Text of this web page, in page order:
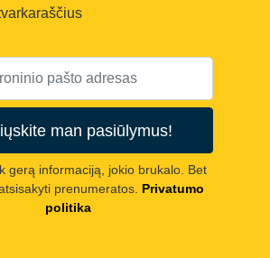
man pasiūlymus!
gerą informaciją, jokio brukalo. Bet
prenumeratos. Privatumo
politika